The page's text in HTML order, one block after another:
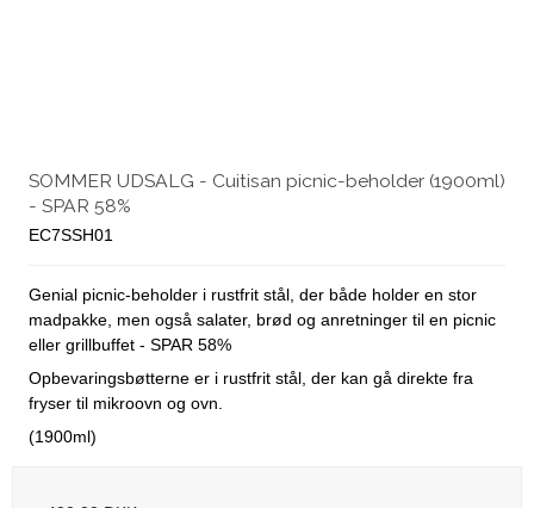
SOMMER UDSALG - Cuitisan picnic-beholder (1900ml)
- SPAR 58%
EC7SSH01
Genial picnic-beholder i rustfrit stål, der både holder en stor
madpakke, men også salater, brød og anretninger til en picnic
eller grillbuffet - SPAR 58%
Opbevaringsbøtterne er i rustfrit stål, der kan gå direkte fra
fryser til mikroovn og ovn.
(1900ml)